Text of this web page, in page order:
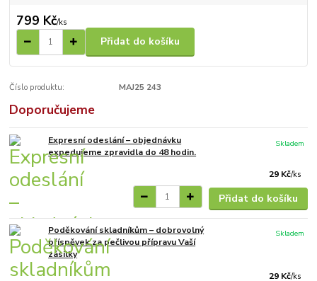
799 Kč/ks
Přidat do košíku
Číslo produktu: MAJ25 243
Doporučujeme
Expresní odeslání – objednávku
expedujeme zpravidla do 48 hodin.
29 Kč/ks
Skladem
Přidat do košíku
Poděkování skladníkům – dobrovolný
příspěvek za pečlivou přípravu Vaší
zásilky
29 Kč/ks
Skladem